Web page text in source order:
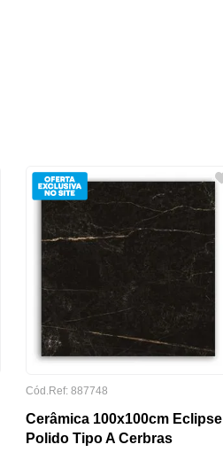
Cód.Ref: 887748
Cerâmica 100x100cm Eclipse
Polido Tipo A Cerbras